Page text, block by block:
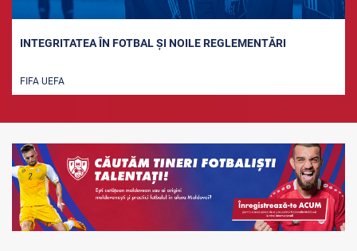
INTEGRITATEA ÎN FOTBAL ȘI NOILE REGLEMENTĂRI
FIFA UEFA